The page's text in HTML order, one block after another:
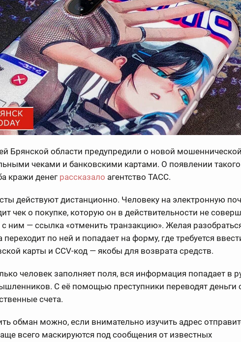
Брянской области предупредили о новой
чеками и банковскими картами. О появлении такого
кражи денег рассказало агентство ТАСС.
действуют дистанционно. Человеку на электронную
чек о покупке, которую он в действительности не
ним — ссылка «отменить транзакцию». Желая
переходит по ней и попадает на форму, где требуется
карты и CCV-код — якобы для возврата средств.
человек заполняет поля, вся информация попадает в
С её помощью преступники переводят деньги
счета.
обман можно, если внимательно изучить адрес
всего маскируются под сообщения от известных